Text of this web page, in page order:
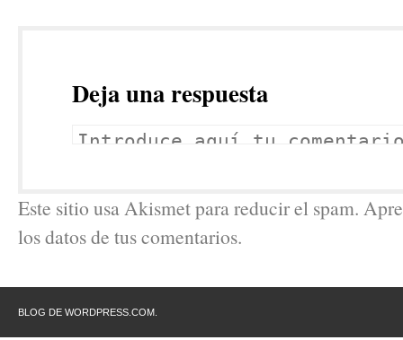
Deja una respuesta
Este sitio usa Akismet para reducir el spam.
los datos de tus comentarios.
BLOG DE WORDPRESS.COM.